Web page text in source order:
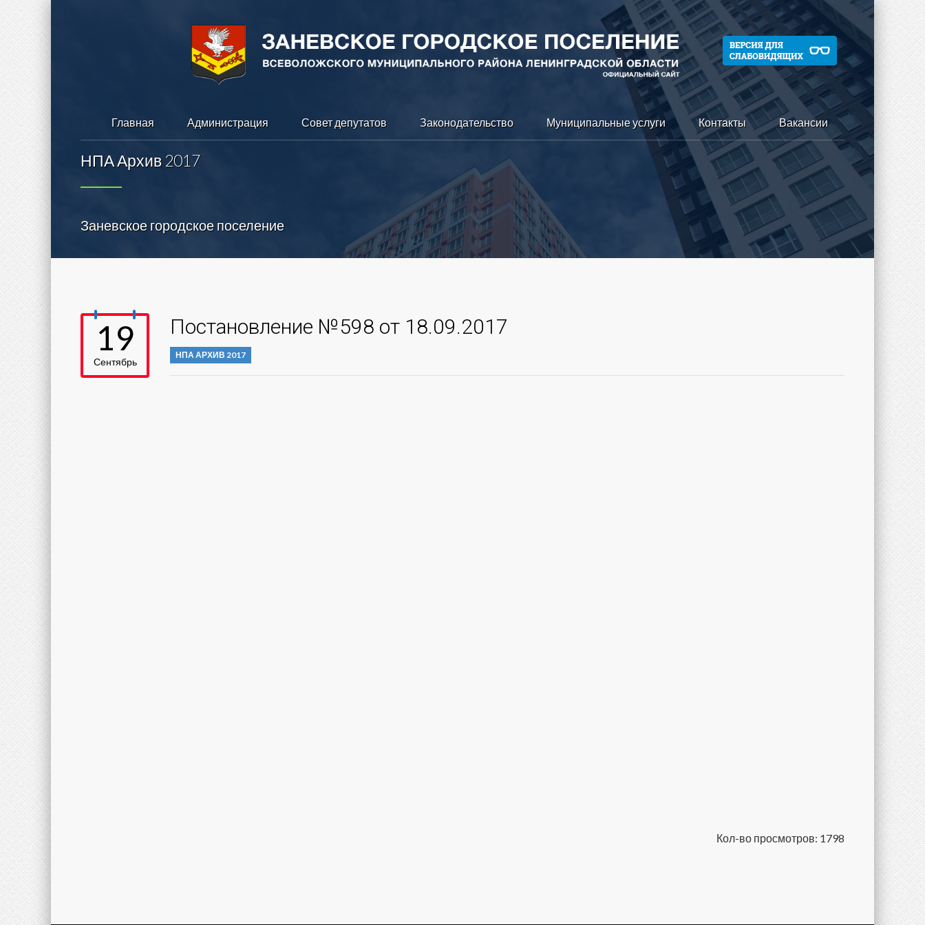
Главная Администрация Совет депутатов Законодательство Муниципальные услуги Контакты Вакансии
НПА Архив 2017
Заневское городское поселение
19
Сентябрь
Постановление №598 от 18.09.2017
НПА АРХИВ 2017
Кол-во просмотров: 1798